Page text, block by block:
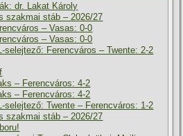
dr. Lakat Károly
szakmai stáb – 2026/27
– Vasas: 0-0
– Vasas: 0-0
selejtező: Ferencváros – Twente: 2-2
– Ferencváros: 4-2
– Ferencváros: 4-2
selejtező: Twente – Ferencváros: 1-2
szakmai stáb – 2026/27